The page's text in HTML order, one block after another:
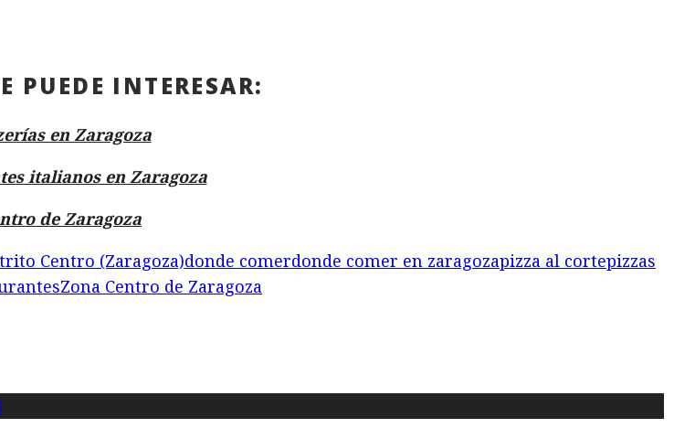
PUEDE INTERESAR:
en Zaragoza
italianos en Zaragoza
de Zaragoza
Centro (Zaragoza)donde comerdonde comer en zaragozapizza al cortepizzas
Zona Centro de Zaragoza